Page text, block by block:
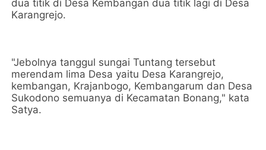
dua titik di Desa Kembangan dua titik lagi di Desa
Karangrejo.
"Jebolnya tanggul sungai Tuntang tersebut
merendam lima Desa yaitu Desa Karangrejo,
kembangan, Krajanbogo, Kembangarum dan Desa
Sukodono semuanya di Kecamatan Bonang," kata
Satya.